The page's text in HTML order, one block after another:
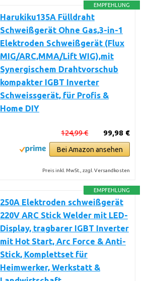
EMPFEHLUNG
Harukiku135A Fülldraht
Schweißgerät Ohne Gas,3-in-1
Elektroden Schweißgerät (Flux
MIG/ARC,MMA/Lift WIG),mit
Synergischem Drahtvorschub
kompakter IGBT Inverter
Schweissgerät, für Profis &
Home DIY
99,98 €
124,99 €
Bei Amazon ansehen
Preis inkl. MwSt., zzgl. Versandkosten
EMPFEHLUNG
250A Elektroden schweißgerät
220V ARC Stick Welder mit LED-
Display, tragbarer IGBT Inverter
mit Hot Start, Arc Force & Anti-
Stick, Komplettset für
Heimwerker, Werkstatt &